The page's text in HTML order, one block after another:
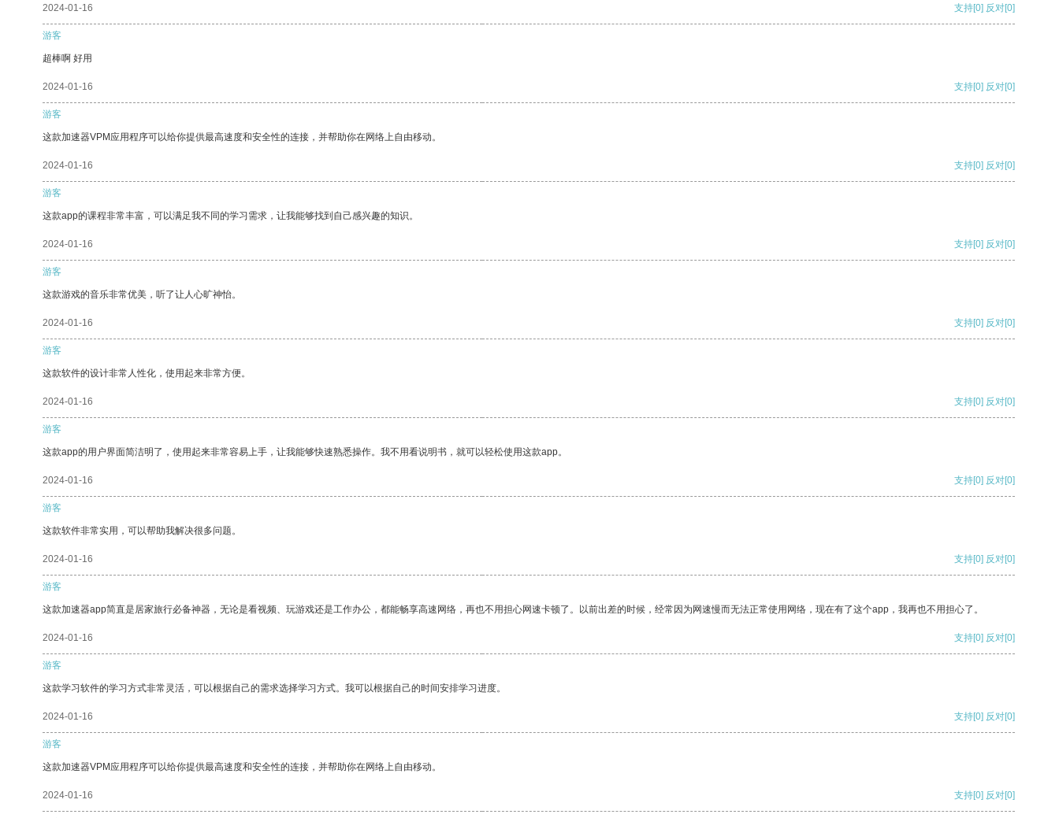
2024-01-16 支持[0] 反对[0]
游客
超棒啊 好用
2024-01-16 支持[0] 反对[0]
游客
这款加速器VPM应用程序可以给你提供最高速度和安全性的连接，并帮助你在网络上自由移动。
2024-01-16 支持[0] 反对[0]
游客
这款app的课程非常丰富，可以满足我不同的学习需求，让我能够找到自己感兴趣的知识。
2024-01-16 支持[0] 反对[0]
游客
这款游戏的音乐非常优美，听了让人心旷神怡。
2024-01-16 支持[0] 反对[0]
游客
这款软件的设计非常人性化，使用起来非常方便。
2024-01-16 支持[0] 反对[0]
游客
这款app的用户界面简洁明了，使用起来非常容易上手，让我能够快速熟悉操作。我不用看说明书，就可以轻松使用这款app。
2024-01-16 支持[0] 反对[0]
游客
这款软件非常实用，可以帮助我解决很多问题。
2024-01-16 支持[0] 反对[0]
游客
这款加速器app简直是居家旅行必备神器，无论是看视频、玩游戏还是工作办公，都能畅享高速网络，再也不用担心网速卡顿了。以前出差的时候，经常因为网速慢而无法正常使用网络，现在有了这个app，我再也不用担心了。
2024-01-16 支持[0] 反对[0]
游客
这款学习软件的学习方式非常灵活，可以根据自己的需求选择学习方式。我可以根据自己的时间安排学习进度。
2024-01-16 支持[0] 反对[0]
游客
这款加速器VPM应用程序可以给你提供最高速度和安全性的连接，并帮助你在网络上自由移动。
2024-01-16 支持[0] 反对[0]